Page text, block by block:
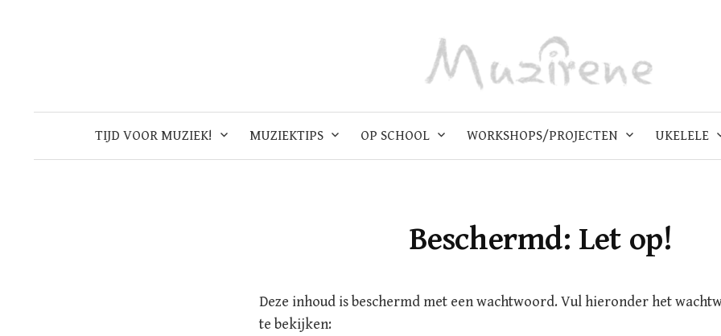
TIJD VOOR MUZIEK! MUZIEKTIPS OP SCHOOL WORKSHOPS/PROJECTEN UKELELE
Beschermd: Let op!
Deze inhoud is beschermd met een wachtwoord. Vul hieronder het
te bekijken: